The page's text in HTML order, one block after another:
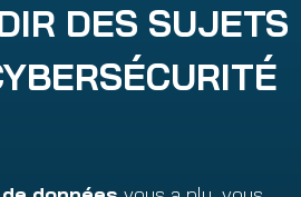
DES SUJETS